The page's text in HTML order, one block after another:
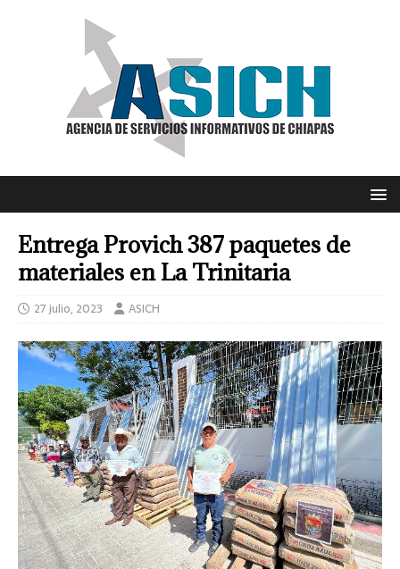
Entrega Provich 387 paquetes de
materiales en La Trinitaria
27 julio, 2023 ASICH